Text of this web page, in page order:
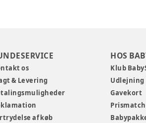
os
& Levering
af køb
HOS
Klub
Udlejning
Gavekort
Prismatch